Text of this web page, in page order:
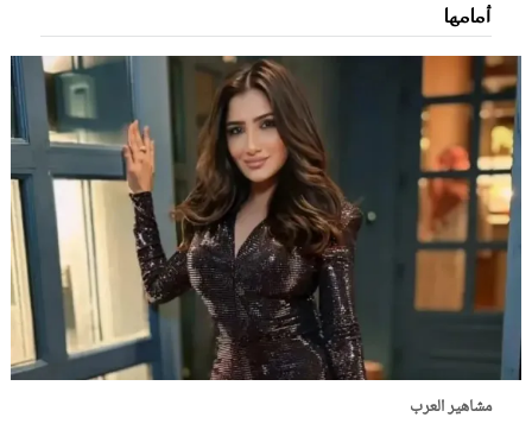
أمامها
مشاهير العرب